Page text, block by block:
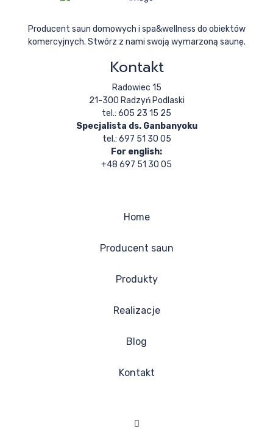
Producent saun domowych i spa&wellness do obiektów
komercyjnych. Stwórz z nami swoją wymarzoną saunę.
Kontakt
Radowiec 15
21-300 Radzyń Podlaski
tel.: 605 23 15 25
Specjalista ds. Ganbanyoku
tel.: 697 51 30 05
For english:
+48 697 51 30 05
Home
Producent saun
Produkty
Realizacje
Blog
Kontakt
Facebook